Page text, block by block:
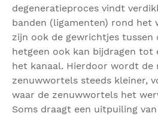
degeneratieproces vindt
banden (ligamenten) rond het
zijn ook de gewrichtjes tussen
hetgeen ook kan bijdragen tot
het kanaal. Hierdoor wordt de
zenuwwortels steeds kleiner,
waar de zenuwwortels het
Soms draagt een uitpuiling